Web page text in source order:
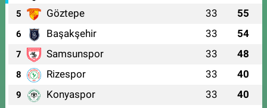
5 Göztepe 33 55
6 Başakşehir 33 54
7 Samsunspor 33 48
8 Rizespor 33 40
9 Konyaspor 33 40